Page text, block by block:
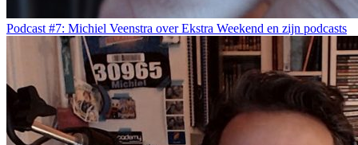
Podcast #7: Michiel Veenstra over Ekstra Weekend en zijn podcasts